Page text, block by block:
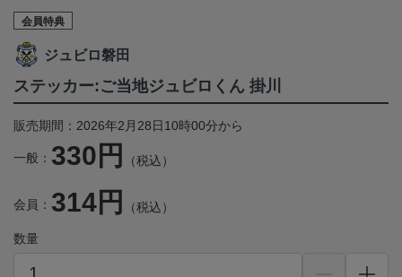
会員特典
ジュビロ磐田
ステッカー:ご当地ジュビロくん 掛川
販売期間：2026年2月28日10時00分から
一般： 330円 （税込）
会員： 314円 （税込）
数量